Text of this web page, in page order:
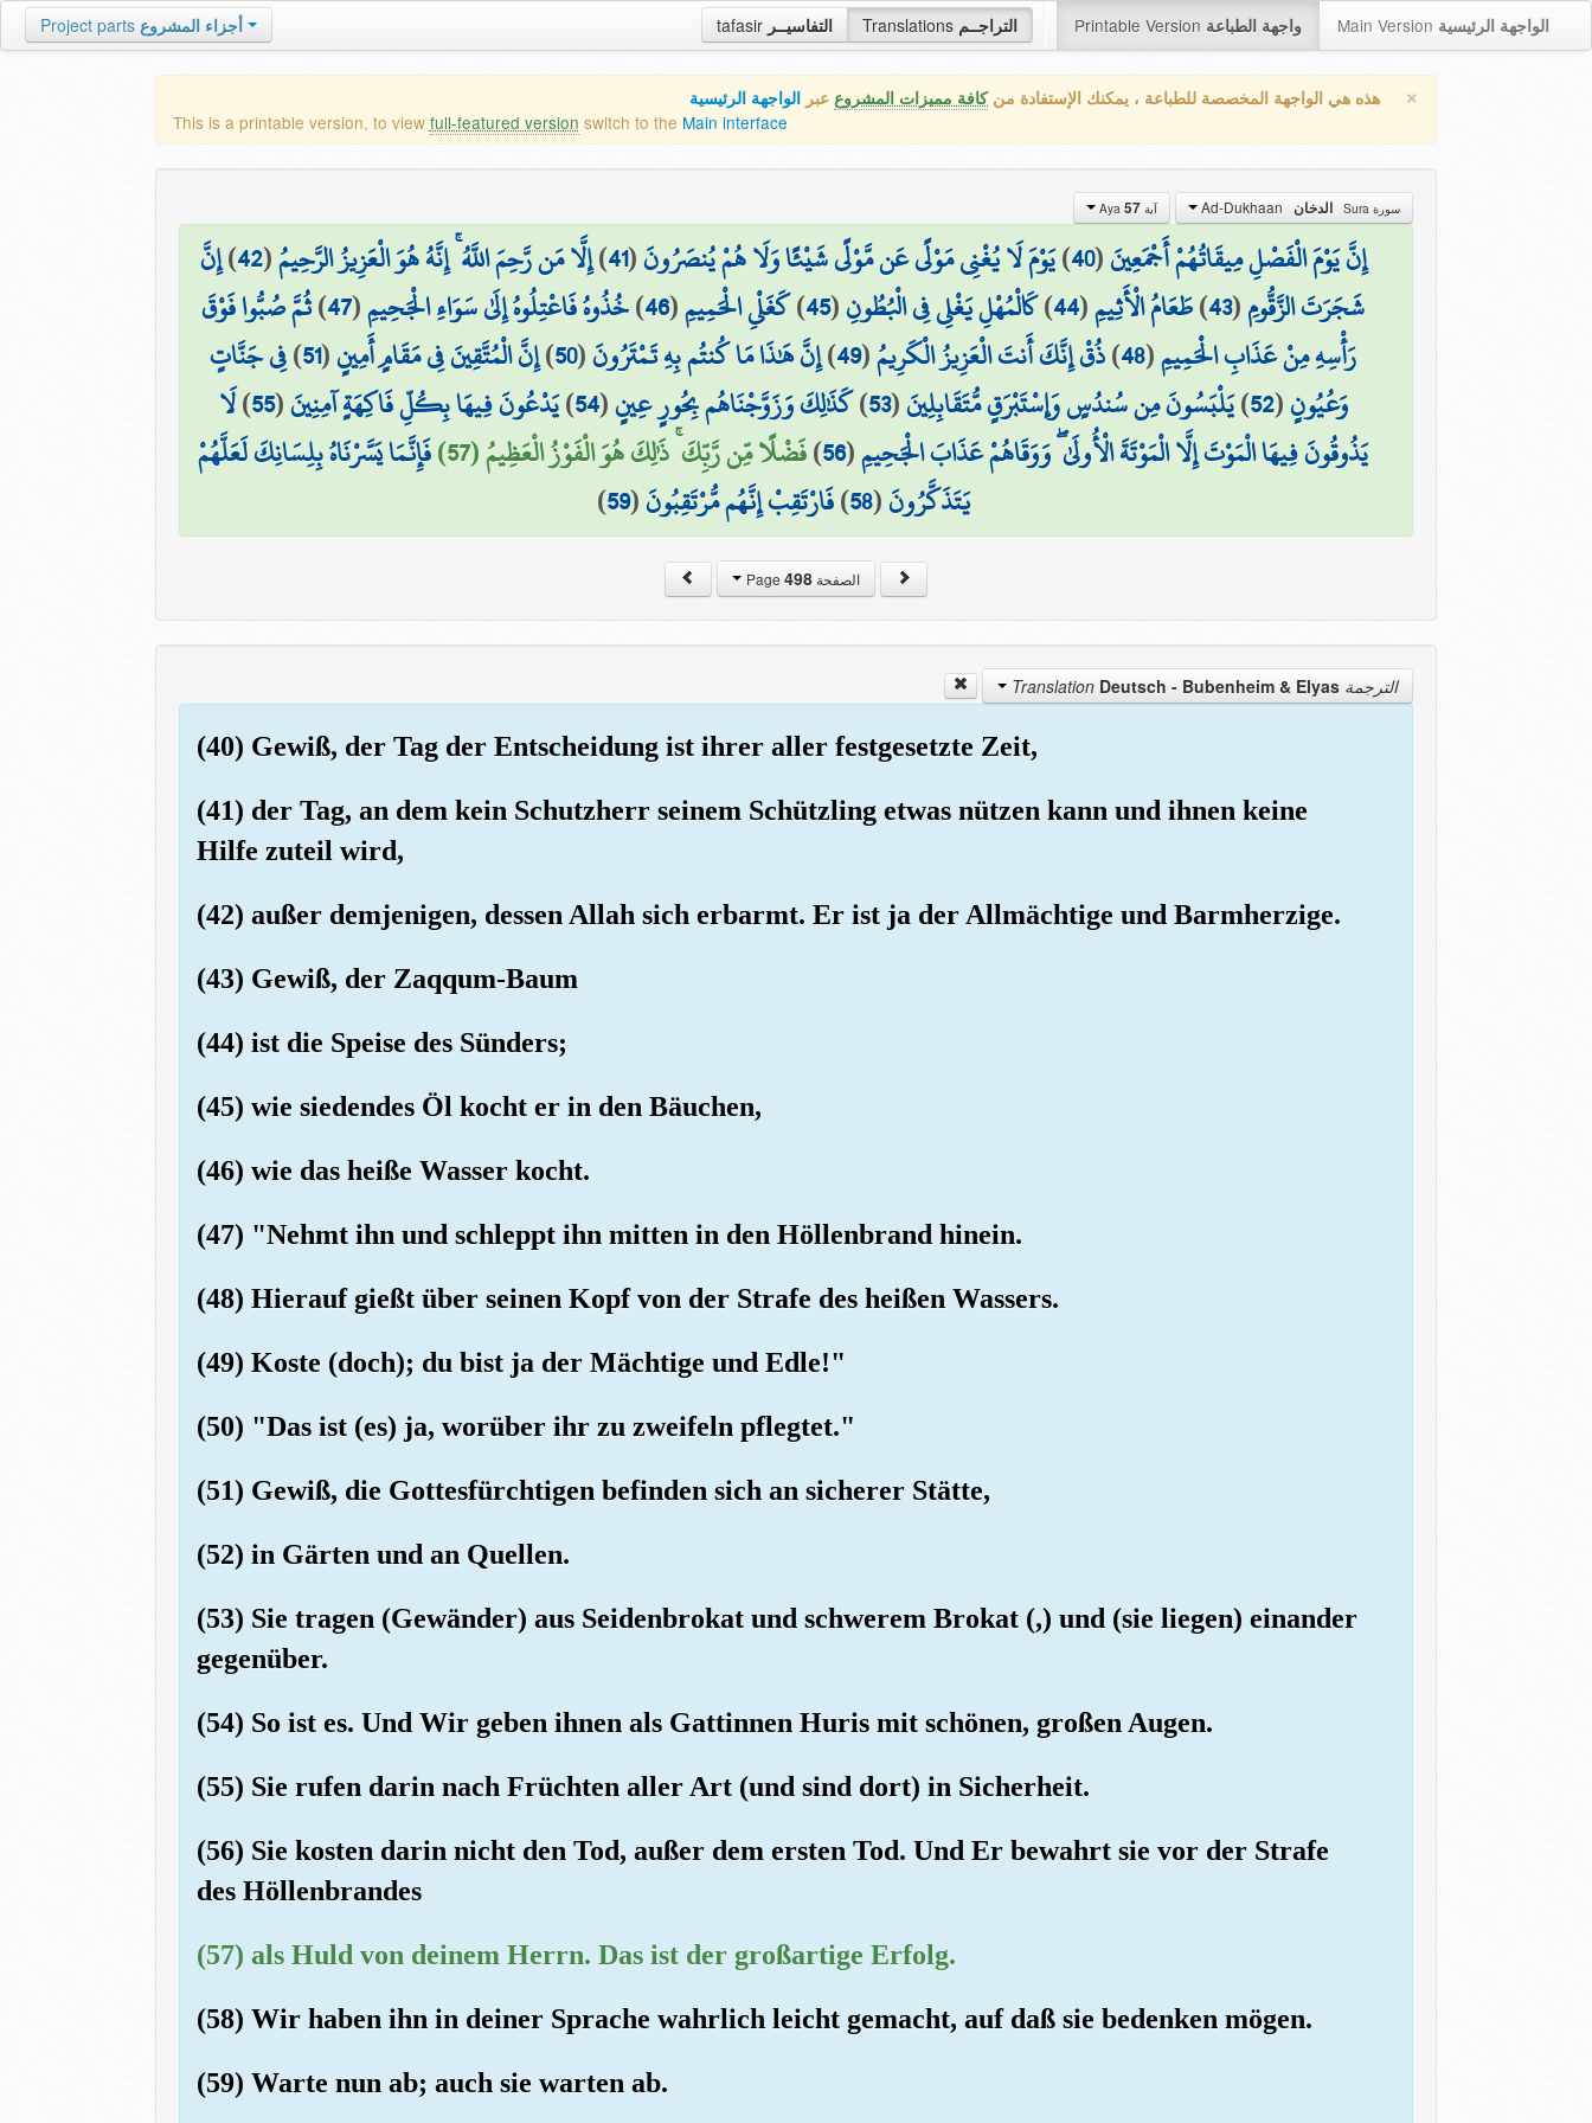
tafasir التفاسيــر Translations التراجــم Printable Version واجهة الطباعة Main Version الواجهة الرئيسية Project parts أجزاء المشروع
× هذه هي الواجهة المخصصة للطباعة ، يمكنك الإستفادة منكافة مميزات المشروع عبر الواجهة الرئيسية
This is a printable version, to view full-featured version switch to the Main interface
سورة Sura الدخان آية Aya 57
إِنَّ يَوْمَ الْفَصْلِ مِيقَاتُهُمْ أَجْمَعِينَ(
40
)يَوْمَ لَا يُغْنِي مَوْلًى عَن مَّوْلًى شَيْئًا وَلَا هُمْ يُنصَرُونَ(
41
)إِلَّا مَن رَّحِمَ اللَّهُ ۚ إِنَّهُ هُوَ الْعَزِيزُ الرَّحِيمُ(
42
)إِنَّ
شَجَرَتَ الزَّقُّومِ(
43
)طَعَامُ الْأَثِيمِ(
44
)كَالْمُهْلِ يَغْلِي فِي الْبُطُونِ(
45
)كَغَلْيِ الْحَمِيمِ(
46
)خُذُوهُ فَاعْتِلُوهُ إِلَىٰ سَوَاءِ الْجَحِيمِ(
47
)ثُمَّ صُبُّوا فَوْقَ
رَأْسِهِ مِنْ عَذَابِ الْحَمِيمِ(
48
)ذُقْ إِنَّكَ أَنتَ الْعَزِيزُ الْكَرِيمُ(
49
)إِنَّ هَٰذَا مَا كُنتُم بِهِ تَمْتَرُونَ(
50
)إِنَّ الْمُتَّقِينَ فِي مَقَامٍ أَمِينٍ(
51
)فِي جَنَّاتٍ
وَعُيُونٍ(
52
)يَلْبَسُونَ مِن سُندُسٍ وَإِسْتَبْرَقٍ مُّتَقَابِلِينَ(
53
)كَذَٰلِكَ وَزَوَّجْنَاهُم بِحُورٍ عِينٍ(
54
)يَدْعُونَ فِيهَا بِكُلِّ فَاكِهَةٍ آمِنِينَ(
55
)لَا
يَذُوقُونَ فِيهَا الْمَوْتَ إِلَّا الْمَوْتَةَ الْأُولَىٰ ۖ وَوَقَاهُمْ عَذَابَ الْجَحِيمِ(
56
)فَضْلًا مِّن رَّبِّكَ ۚ ذَٰلِكَ هُوَ الْفَوْزُ الْعَظِيمُ (57)
فَإِنَّمَا يَسَّرْنَاهُ بِلِسَانِكَ لَعَلَّهُمْ
يَتَذَكَّرُونَ(
58
)فَارْتَقِبْ إِنَّهُم مُّرْتَقِبُونَ(
59
)
الصفحة Page498
الترجمة Translation Deutsch - Bubenheim & Elyas
(40) Gewiß, der Tag der Entscheidung ist ihrer aller festgesetzte Zeit,
(41) der Tag, an dem kein Schutzherr seinem Schützling etwas nützen kann und ihnen keine
Hilfe zuteil wird,
(42) außer demjenigen, dessen Allah sich erbarmt. Er ist ja der Allmächtige und Barmherzige.
(43) Gewiß, der Zaqqum-Baum
(44) ist die Speise des Sünders;
(45) wie siedendes Öl kocht er in den Bäuchen,
(46) wie das heiße Wasser kocht.
(47) "Nehmt ihn und schleppt ihn mitten in den Höllenbrand hinein.
(48) Hierauf gießt über seinen Kopf von der Strafe des heißen Wassers.
(49) Koste (doch); du bist ja der Mächtige und Edle!"
(50) "Das ist (es) ja, worüber ihr zu zweifeln pflegtet."
(51) Gewiß, die Gottesfürchtigen befinden sich an sicherer Stätte,
(52) in Gärten und an Quellen.
(53) Sie tragen (Gewänder) aus Seidenbrokat und schwerem Brokat (,) und (sie liegen) einander
gegenüber.
(54) So ist es. Und Wir geben ihnen als Gattinnen Huris mit schönen, großen Augen.
(55) Sie rufen darin nach Früchten aller Art (und sind dort) in Sicherheit.
(56) Sie kosten darin nicht den Tod, außer dem ersten Tod. Und Er bewahrt sie vor der Strafe
des Höllenbrandes
(57) als Huld von deinem Herrn. Das ist der großartige Erfolg.
(58) Wir haben ihn in deiner Sprache wahrlich leicht gemacht, auf daß sie bedenken mögen.
(59) Warte nun ab; auch sie warten ab.